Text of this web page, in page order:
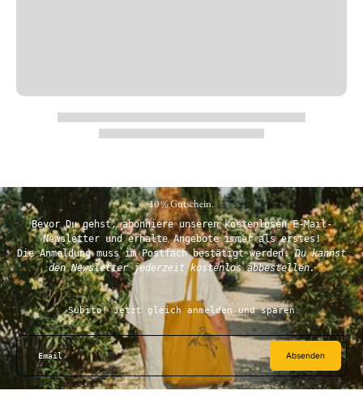
10 % Gutschein.
Bevor Du gehst, abonniere unseren kostenlosen E-Mail-
Newsletter und erhalte Angebote immer als erstes!
Die Anmeldung muss im Postfach bestätigt werden.Du kannst
den Newsletter jederzeit kostenlos abbestellen.
Subito! Jetzt gleich anmelden und sparen
Email Absenden